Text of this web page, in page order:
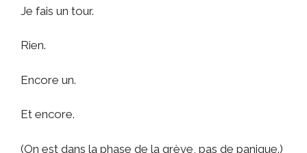
Je fais un tour.
Rien.
Encore un.
Et encore.
(On est dans la phase de la grève, pas de panique.)